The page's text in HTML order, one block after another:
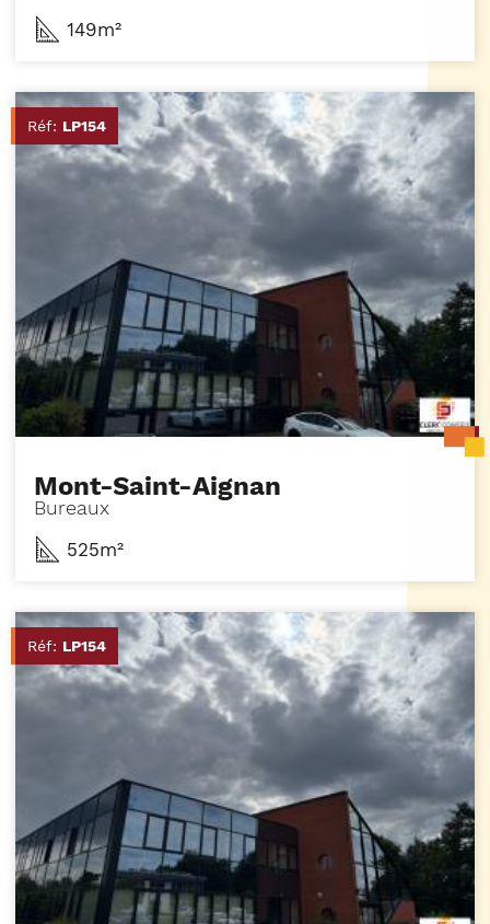
149m²
Réf: LP154
Mont-Saint-Aignan
Bureaux
525m²
Réf: LP154